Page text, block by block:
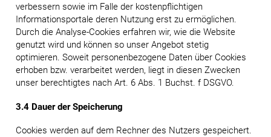
verbessern sowie im Falle der kostenpflichtigen
Informationsportale deren Nutzung erst zu ermöglichen.
Durch die Analyse-Cookies erfahren wir, wie die Website
genutzt wird und können so unser Angebot stetig
optimieren. Soweit personenbezogene Daten über Cookies
erhoben bzw. verarbeitet werden, liegt in diesen Zwecken
unser berechtigtes nach Art. 6 Abs. 1 Buchst. f DSGVO.
3.4 Dauer der Speicherung
Cookies werden auf dem Rechner des Nutzers gespeichert.